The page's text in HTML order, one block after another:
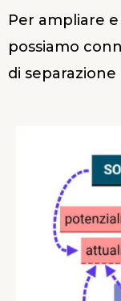
Per ampliare
possiamo
di